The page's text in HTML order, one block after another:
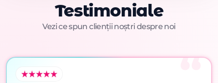
Testimoniale
Vezi ce spun clienții noștri despre noi